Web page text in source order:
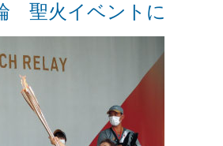
聖火イベントに